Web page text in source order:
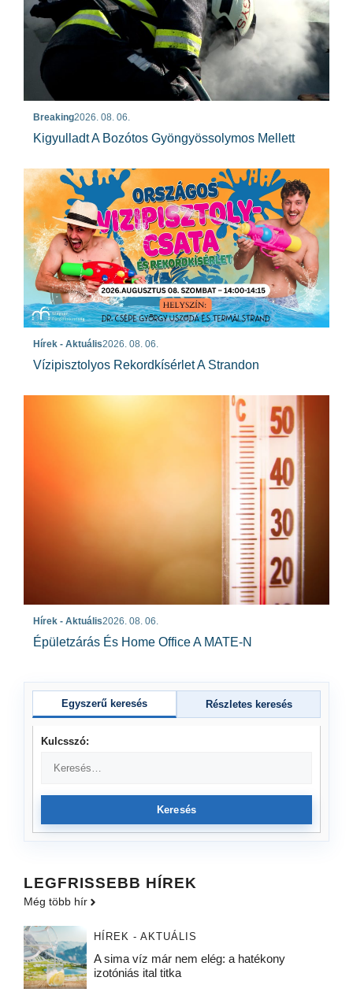
Breaking2026. 08. 06.
Kigyulladt A Bozótos Gyöngyössolymos Mellett
Hírek - Aktuális2026. 08. 06.
Vízipisztolyos Rekordkísérlet A Strandon
Hírek - Aktuális2026. 08. 06.
Épületzárás És Home Office A MATE-N
Egyszerű keresés Részletes keresés
Kulcsszó:
Keresés
LEGFRISSEBB HÍREK
Még több hír
HÍREK - AKTUÁLIS
A sima víz már nem elég: a hatékony
izotóniás ital titka